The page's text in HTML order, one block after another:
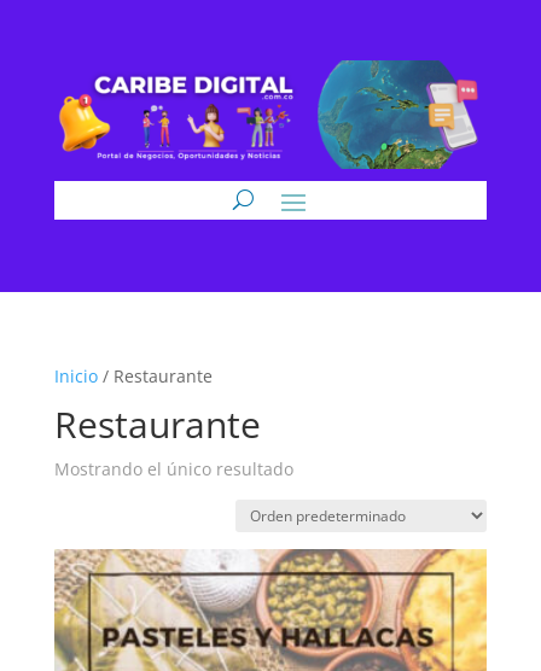
Inicio/ Restaurante
Restaurante
Mostrando el único resultado